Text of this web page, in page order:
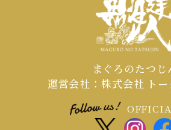
まぐろのたつじ
運営会社：株式会社 ト